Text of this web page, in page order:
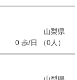
山梨県
0 歩/日 （0人）